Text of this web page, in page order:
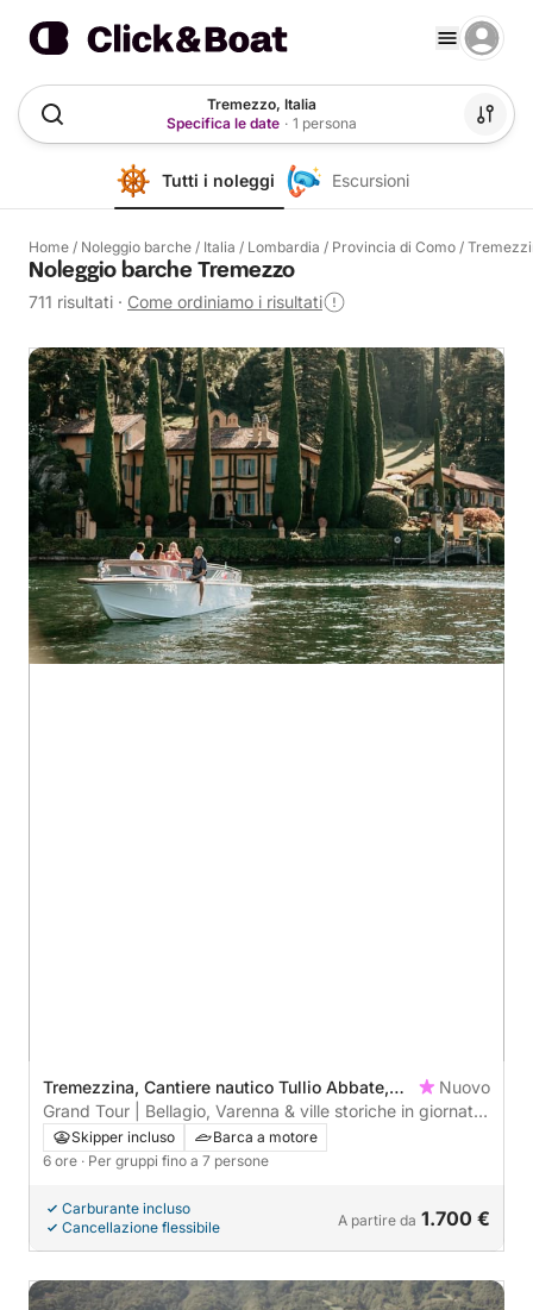
Tremezzo, Italia
Specifica le date · 1 persona
Tutti i noleggi Escursioni
Home / Noleggio barche / Italia / Lombardia / Provincia di Como /
Noleggio barche Tremezzo
711 risultati · Come ordiniamo i risultati
Tremezzina, Cantiere nautico Tullio Abbate,
Italy
Nuovo
Grand Tour | Bellagio, Varenna & ville storiche in giornata
completa
Skipper incluso
Barca a motore
6 ore · Per gruppi fino a 7 persone
Carburante incluso
Cancellazione flessibile
A partire da 1.700 €